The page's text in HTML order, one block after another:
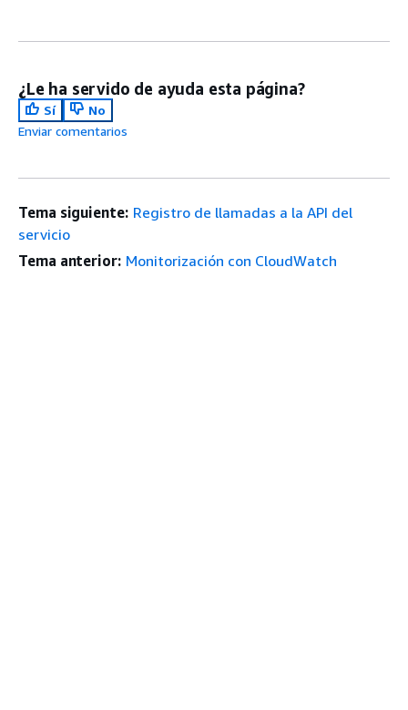
¿Le ha servido de ayuda esta página?
Sí
No
Enviar comentarios
Tema siguiente: Registro de llamadas a la API del
servicio
Tema anterior: Monitorización con CloudWatch